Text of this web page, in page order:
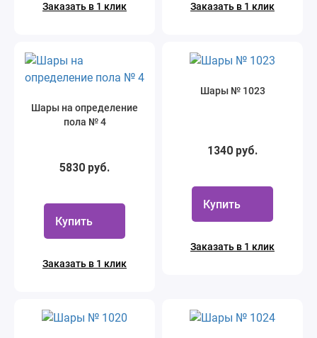
Заказать в 1 клик Заказать в 1 клик
Шары на определение
пола № 4
5830 руб.
Купить
Заказать в 1 клик
Шары № 1023
1340 руб.
Купить
Заказать в 1 клик